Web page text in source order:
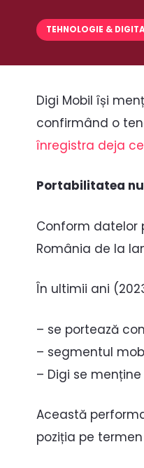
TEHNOLOGIE &
Digi Mobil își
confirmând o
înregistra deja
Portabilitatea
Conform datelor
România de la
În ultimii ani
– se portează
– segmentul
– Digi se
Această
poziția pe